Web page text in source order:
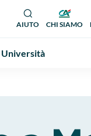
AIUTO CHI SIAMO
Università